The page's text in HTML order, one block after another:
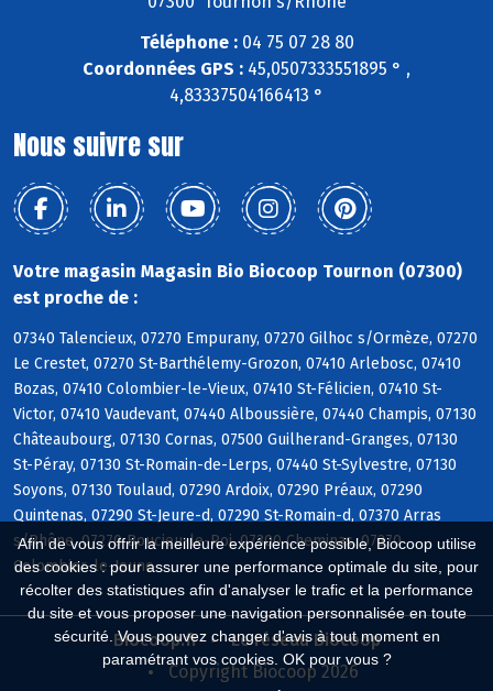
Afin de vous offrir la meilleure expérience possible, Biocoop utilise
des cookies : pour assurer une performance optimale du site, pour
récolter des statistiques afin d'analyser le trafic et la performance
du site et vous proposer une navigation personnalisée en toute
sécurité. Vous pouvez changer d'avis à tout moment en
paramétrant vos cookies. OK pour vous ?
Téléphone :04 75 07 28 80
Coordonnées GPS : 45,0507333551895 ° ,
4,83337504166413 °
Nous suivre sur
Votre magasin Magasin Bio Biocoop Tournon (07300)
est proche de :
07340 Talencieux, 07270 Empurany, 07270 Gilhoc s/Ormèze, 07270
Le Crestet, 07270 St-Barthélemy-Grozon, 07410 Arlebosc, 07410
Bozas, 07410 Colombier-le-Vieux, 07410 St-Félicien, 07410 St-
Victor, 07410 Vaudevant, 07440 Alboussière, 07440 Champis, 07130
Châteaubourg, 07130 Cornas, 07500 Guilherand-Granges, 07130
St-Péray, 07130 St-Romain-de-Lerps, 07440 St-Sylvestre, 07130
Soyons, 07130 Toulaud, 07290 Ardoix, 07290 Préaux, 07290
Quintenas, 07290 St-Jeure-d, 07290 St-Romain-d, 07370 Arras
s/Rhône, 07270 Boucieu-le-Roi, 07300 Cheminas, 07270
Colombier-le-Jeune
Biocoop.fr
Le réseau Biocoop
Copyright Biocoop 2026